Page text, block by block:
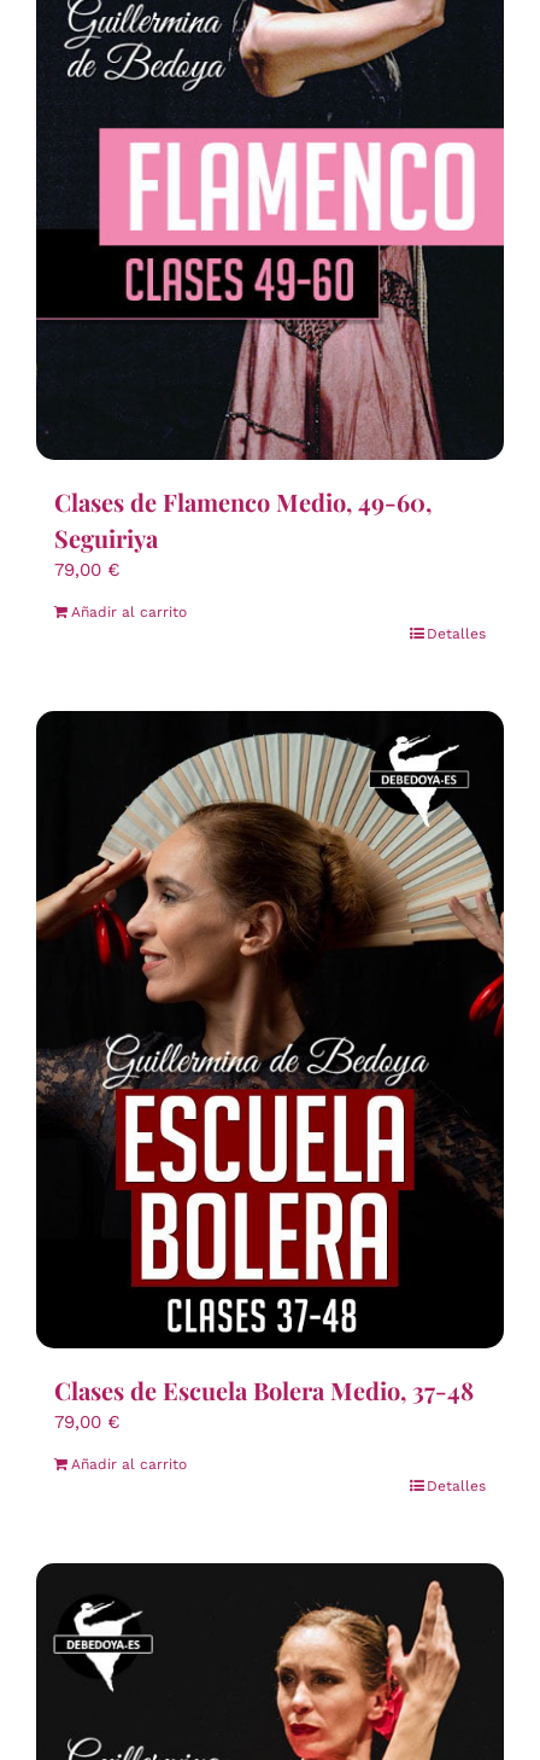
Clases de Flamenco Medio, 49-60,
Seguiriya
79,00 €
Añadir al carrito
Detalles
Clases de Escuela Bolera Medio, 37-48
79,00 €
Añadir al carrito
Detalles